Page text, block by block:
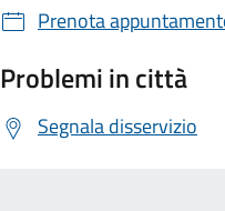
Prenota
Problemi in città
Segnala disservizio